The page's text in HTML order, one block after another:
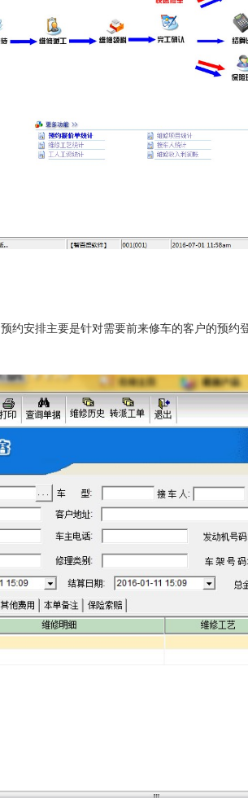
预约安排主要是针对需要前来修车的客户的预约